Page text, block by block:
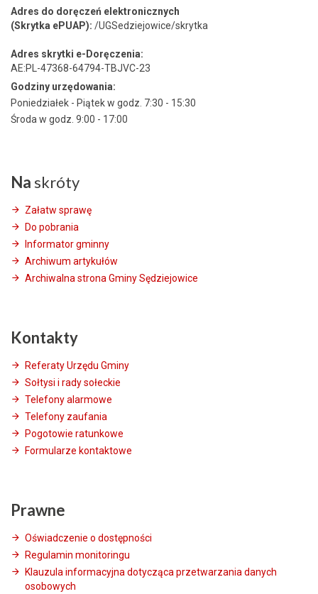
Adres do doręczeń elektronicznych
(Skrytka ePUAP): /UGSedziejowice/skrytka
Adres skrytki e-Doręczenia:
AE:PL-47368-64794-TBJVC-23
Godziny urzędowania:
Poniedziałek - Piątek w godz. 7:30 - 15:30
Środa w godz. 9:00 - 17:00
Na skróty
Załatw sprawę
Do pobrania
Informator gminny
Archiwum artykułów
Archiwalna strona Gminy Sędziejowice
Kontakty
Referaty Urzędu Gminy
Sołtysi i rady sołeckie
Telefony alarmowe
Telefony zaufania
Pogotowie ratunkowe
Formularze kontaktowe
Prawne
Oświadczenie o dostępności
Regulamin monitoringu
Klauzula informacyjna dotycząca przetwarzania danych
osobowych